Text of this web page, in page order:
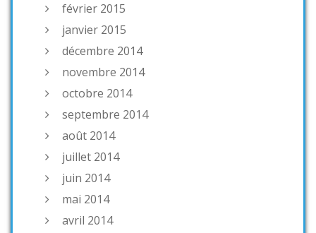
février 2015
janvier 2015
décembre 2014
novembre 2014
octobre 2014
septembre 2014
août 2014
juillet 2014
juin 2014
mai 2014
avril 2014